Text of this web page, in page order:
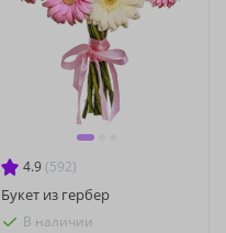
4.9 (592)
Букет из гербер
В наличии